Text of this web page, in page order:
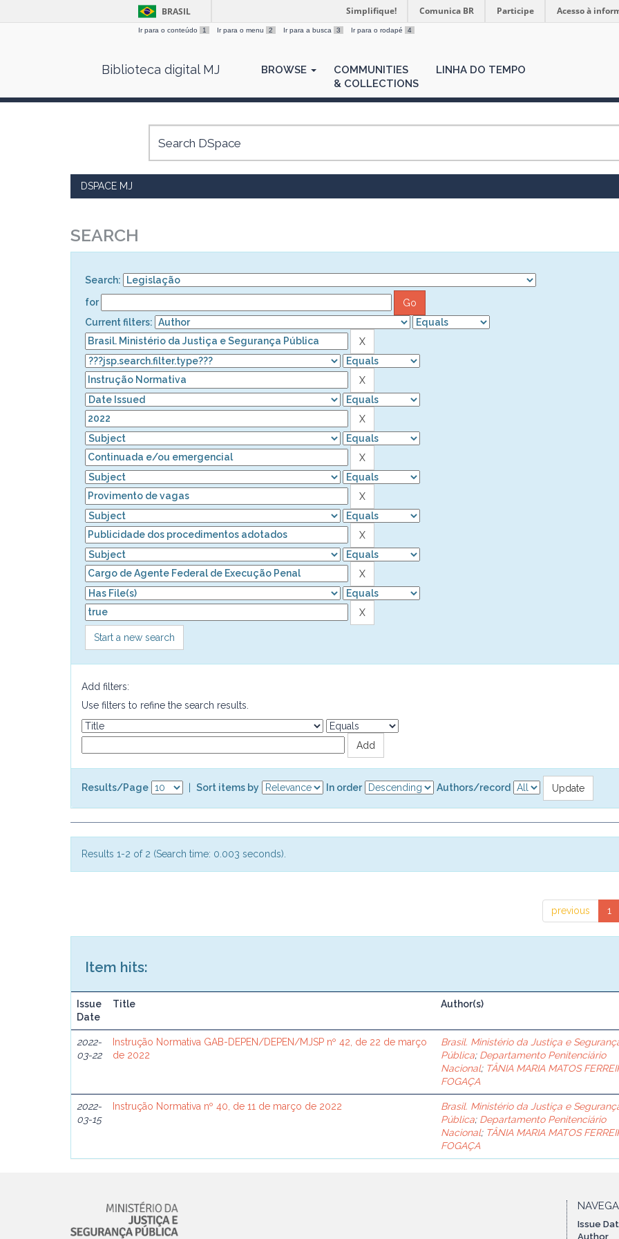
BRASIL Simplifique! Comunica BR Participe Acesso à
Ir para o conteúdo 1 Ir para o menu 2 Ir para a busca 3 Ir para o rodapé 4
Biblioteca digital MJ BROWSE
COMMUNITIES
& COLLECTIONS
LINHA DO TEMPO
DSPACE MJ
SEARCH
Search:
for
Current filters:
Start a new search
Add filters:
Use filters to refine the search results.
Results/Page Sort items by In order Authors/record
Results 1-2 of 2 (Search time: 0.003 seconds).
previous 1
Item hits:
Issue
Date
Title Author(s)
2022-
03-22
Instrução Normativa GAB-DEPEN/DEPEN/MJSP nº 42, de 22 de março
de 2022
Brasil. Ministério da Justiça e
Pública; Departamento Penitenciário
Nacional; TÂNIA MARIA MATOS
FOGAÇA
2022-
03-15
Instrução Normativa nº 40, de 11 de março de 2022
Brasil. Ministério da Justiça e
Pública; Departamento Penitenciário
Nacional; TÂNIA MARIA MATOS
FOGAÇA
Issue
Author